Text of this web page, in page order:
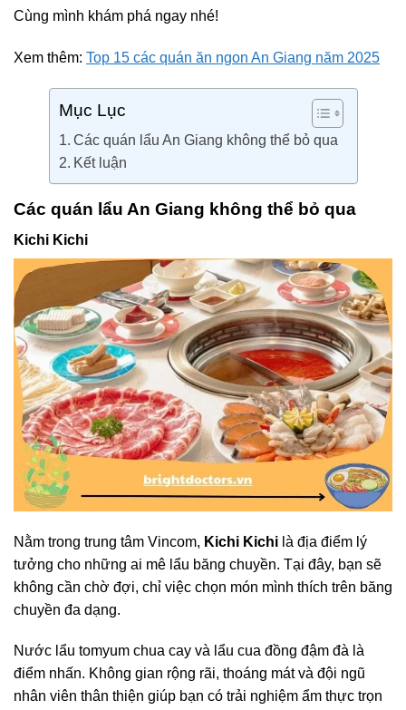
Cùng mình khám phá ngay nhé!
Xem thêm: Top 15 các quán ăn ngon An Giang năm 2025
Mục Lục
Các quán lẩu An Giang không thể bỏ qua
Kết luận
Các quán lẩu An Giang không thể bỏ qua
Kichi Kichi
Nằm trong trung tâm Vincom, Kichi Kichi là địa điểm lý
tưởng cho những ai mê lẩu băng chuyền. Tại đây, bạn sẽ
không cần chờ đợi, chỉ việc chọn món mình thích trên băng
chuyền đa dạng.
Nước lẩu tomyum chua cay và lẩu cua đồng đậm đà là
điểm nhấn. Không gian rộng rãi, thoáng mát và đội ngũ
nhân viên thân thiện giúp bạn có trải nghiệm ẩm thực trọn